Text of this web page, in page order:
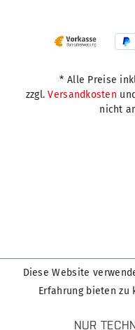
* Alle Preise
zzgl.Versandkosten
nicht
Diese Website
Erfahrung bieten zu
NUR